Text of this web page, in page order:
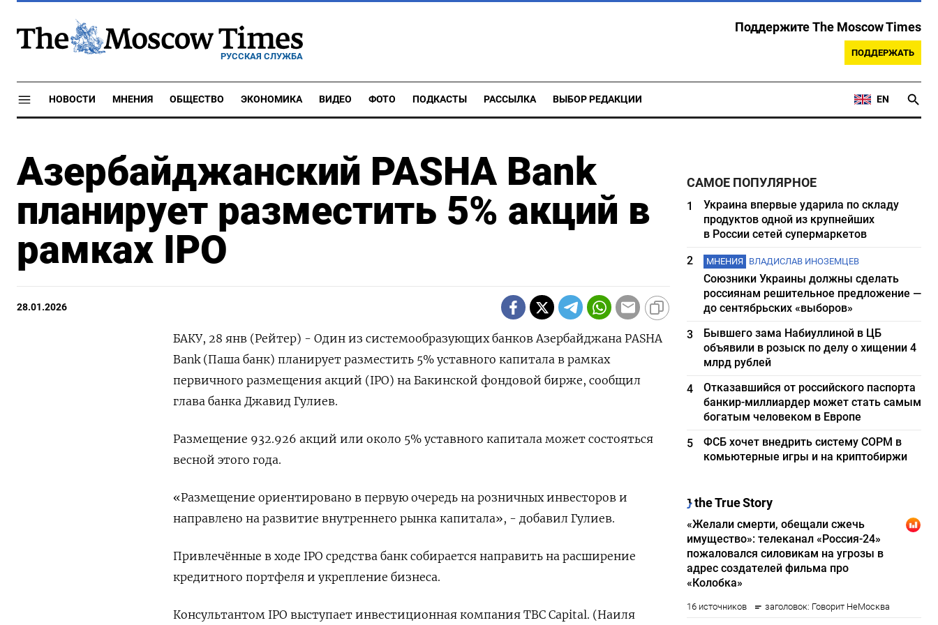
РУССКАЯ СЛУЖБА
Поддержите The Moscow Times
ПОДДЕРЖАТЬ
НОВОСТИ МНЕНИЯ ОБЩЕСТВО ЭКОНОМИКА ВИДЕО ФОТО ПОДКАСТЫ РАССЫЛКА ВЫБОР РЕДАКЦИИ EN
Азербайджанский PASHA Bank
планирует разместить 5% акций в
рамках IPO
28.01.2026
БАКУ, 28 янв (Рейтер) - Один из системообразующих ⁠банков Азербайджана PASHA
Bank (Паша банк) планирует разместить 5% уставного ⁠капитала в ​рамках
первичного ⁠размещения акций (IPO) ⁠на Бакинской фондовой бирже, сообщил
глава ‌банка Джавид ‍Гулиев.
Размещение 932.926 ‌акций или около ​5% уставного капитала может состояться
весной этого года.
«⁠Размещение ориентировано ‍в первую очередь ‌на розничных инвесторов и
направлено на развитие внутреннего рынка капитала», - добавил Гулиев.
Привлечённые в ходе IPO ‍средства банк ‍собирается направить на расширение
кредитного ‍портфеля и укрепление бизнеса.
Консультантом IPO выступает ⁠инвестиционная компания TBC Capital. (Наиля
САМОЕ ПОПУЛЯРНОЕ
1
Украина впервые ударила по складу
продуктов одной из крупнейших
в России сетей супермаркетов
2
МНЕНИЯ ВЛАДИСЛАВ ИНОЗЕМЦЕВ
Союзники Украины должны сделать
россиянам решительное предложение —
до сентябрьских «выборов»
3
Бывшего зама Набиуллиной в ЦБ
объявили в розыск по делу о хищении 4
млрд рублей
4
Отказавшийся от российского паспорта
банкир-миллиардер может стать самым
богатым человеком в Европе
5
ФСБ хочет внедрить систему СОРМ в
комьютерные игры и на криптобиржи